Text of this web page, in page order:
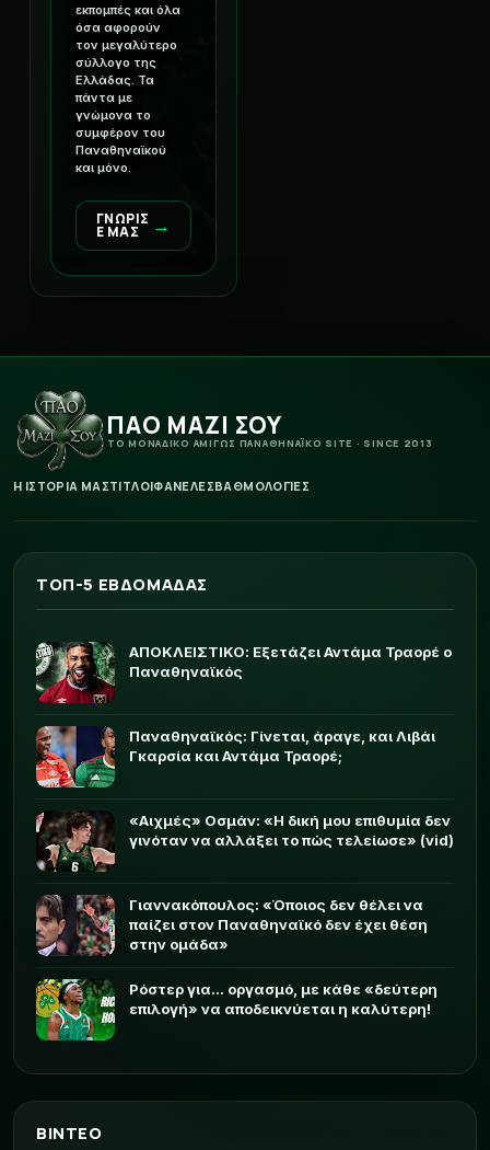
εκπομπές και όλα
όσα αφορούν
τον μεγαλύτερο
σύλλογο της
Ελλάδας. Τα
πάντα με
γνώμονα το
συμφέρον του
Παναθηναϊκού
και μόνο.
ΓΝΩΡΙΣ
Ε ΜΑΣ →
ΠΑΟ ΜΑΖΙ ΣΟΥ
ΤΟ ΜΟΝΑΔΙΚΟ ΑΜΙΓΩΣ ΠΑΝΑΘΗΝΑΪΚΟ SITE · SINCE 2013
Η ΙΣΤΟΡΙΑ ΜΑΣΤΙΤΛΟΙΦΑΝΕΛΕΣΒΑΘΜΟΛΟΓΙΕΣ
ΤΟΠ-5 ΕΒΔΟΜΑΔΑΣ
ΑΠΟΚΛΕΙΣΤΙΚΟ: Εξετάζει Αντάμα Τραορέ ο
Παναθηναϊκός
Παναθηναϊκός: Γίνεται, άραγε, και Λιβάι
Γκαρσία και Αντάμα Τραορέ;
«Αιχμές» Οσμάν: «Η δική μου επιθυμία δεν
γινόταν να αλλάξει το πώς τελείωσε» (vid)
Γιαννακόπουλος: «Όποιος δεν θέλει να
παίζει στον Παναθηναϊκό δεν έχει θέση
στην ομάδα»
Ρόστερ για... οργασμό, με κάθε «δεύτερη
επιλογή» να αποδεικνύεται η καλύτερη!
ΒΙΝΤΕΟ